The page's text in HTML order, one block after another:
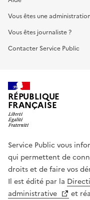
Vous êtes une
Vous êtes journaliste ?
Contacter Service Public
RÉPUBLIQUE
FRANÇAISE
Service Public vous
qui permettent de
droits et de faire vos
Il est édité par la
administrative
et